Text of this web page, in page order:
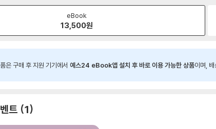
eBook
13,500원
은 구매 후 지원 기기에서 예스24 eBook앱 설치 후 바로 이용 가능한 상품이며, 배
트 1